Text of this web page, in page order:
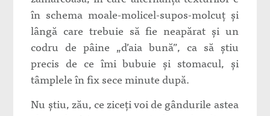
în schema moale-molicel-supos-molcuț și
lângă care trebuie să fie neapărat și un
codru de pâine „d’aia bună”, ca să știu
precis de ce îmi bubuie și stomacul, și
tâmplele în fix sece minute după.
Nu știu, zău, ce ziceți voi de gândurile astea